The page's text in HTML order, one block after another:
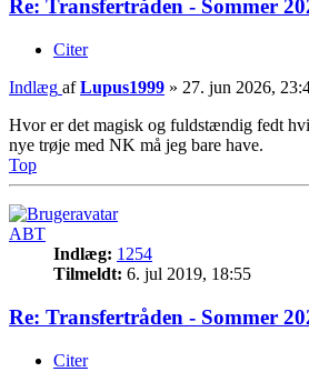
Re: Transfertråden - Sommer
Citer
Indlæg afLupus1999 » 27. jun 2026,
Hvor er det magisk og fuldstændig fedt
nye trøje med NK må jeg bare have.
Top
ABT
Indlæg: 1254
Tilmeldt: 6. jul 2019, 18:55
Re: Transfertråden - Sommer
Citer